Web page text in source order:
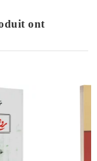
ont